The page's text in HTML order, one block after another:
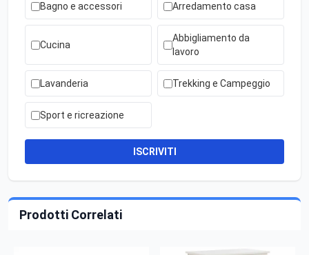
Bagno e accessori Arredamento casa
Cucina
Abbigliamento da
lavoro
Lavanderia Trekking e Campeggio
Sport e ricreazione
ISCRIVITI
Prodotti Correlati